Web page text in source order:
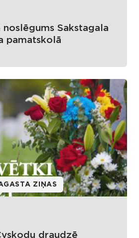
noslēgums Sakstagala
pamatskolā
ZIŅAS
draudzē